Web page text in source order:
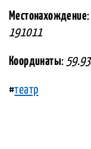
Местонахождение:
191011
Координаты:
#театр